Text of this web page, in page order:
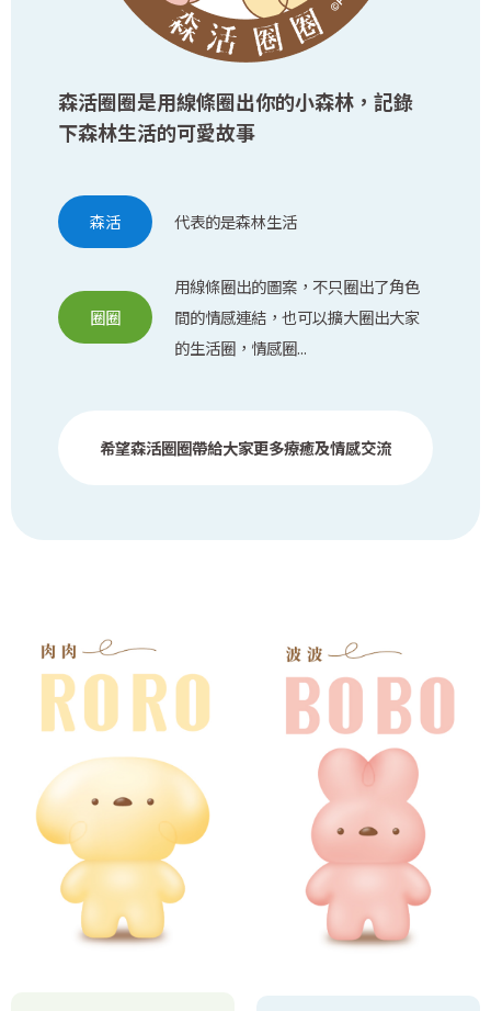
森活圈圈是用線條圈出你的小森林，記錄
下森林生活的可愛故事
森活 代表的是森林生活
圈圈
用線條圈出的圖案，不只圈出了角色
間的情感連結，也可以擴大圈出大家
的生活圈，情感圈...
希望森活圈圈帶給大家更多療癒及情感交流